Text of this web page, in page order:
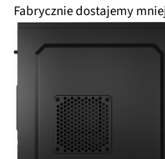
Fabrycznie dostajemy